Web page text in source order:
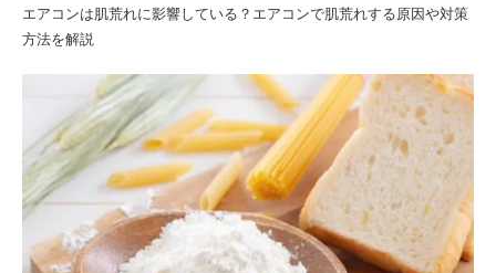
エアコンは肌荒れに影響している？エアコンで肌荒れする原因や対策
方法を解説